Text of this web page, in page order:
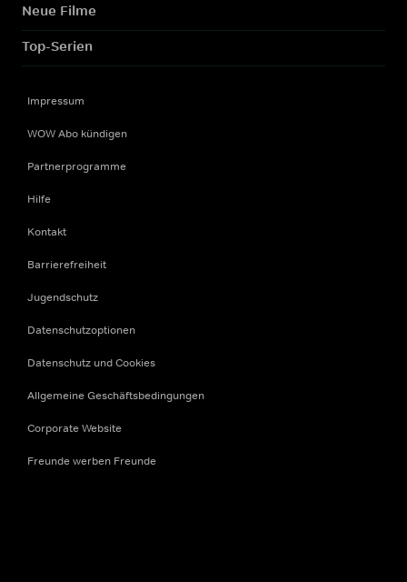
Neue Filme
Top-Serien
Impressum
WOW Abo kündigen
Partnerprogramme
Hilfe
Kontakt
Barrierefreiheit
Jugendschutz
Datenschutzoptionen
Datenschutz und Cookies
Allgemeine Geschäftsbedingungen
Corporate Website
Freunde werben Freunde